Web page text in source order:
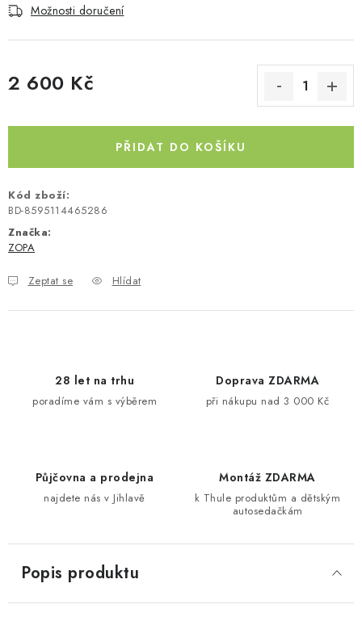
DÁRKOVÉ POUKAZY
Napište nám
Reklamace
Obchodní podmínky
Možnosti doručení
2 600 Kč
PŘIDAT DO KOŠÍKU
Kód zboží:
BD-8595114465286
Značka:
ZOPA
Zeptat se Hlídat
28 let na trhu
poradíme vám s výběrem
Doprava ZDARMA
při nákupu nad 3 000 Kč
Půjčovna a prodejna
najdete nás v Jihlavě
Montáž ZDARMA
k Thule produktům a dětským
autosedačkám
Popis produktu